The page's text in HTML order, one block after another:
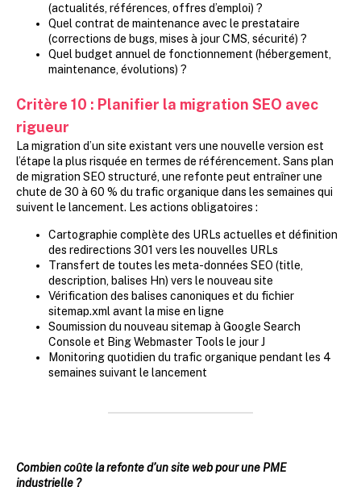
(actualités, références, offres d’emploi) ?
Quel contrat de maintenance avec le prestataire
(corrections de bugs, mises à jour CMS, sécurité) ?
Quel budget annuel de fonctionnement (hébergement,
maintenance, évolutions) ?
Critère 10 : Planifier la migration SEO avec
rigueur
La migration d’un site existant vers une nouvelle version est
l’étape la plus risquée en termes de référencement. Sans plan
de migration SEO structuré, une refonte peut entraîner une
chute de 30 à 60 % du trafic organique dans les semaines qui
suivent le lancement. Les actions obligatoires :
Cartographie complète des URLs actuelles et définition
des redirections 301 vers les nouvelles URLs
Transfert de toutes les meta-données SEO (title,
description, balises Hn) vers le nouveau site
Vérification des balises canoniques et du fichier
sitemap.xml avant la mise en ligne
Soumission du nouveau sitemap à Google Search
Console et Bing Webmaster Tools le jour J
Monitoring quotidien du trafic organique pendant les 4
semaines suivant le lancement
Combien coûte la refonte d’un site web pour une PME
industrielle ?